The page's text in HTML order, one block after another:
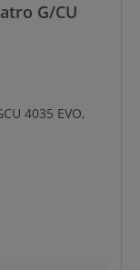
G/CU
4035 EVO,